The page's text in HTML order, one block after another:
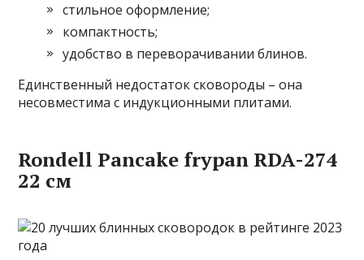
стильное оформление;
компактность;
удобство в переворачивании блинов.
Единственный недостаток сковороды – она
несовместима с индукционными плитами.
Rondell Pancake frypan RDA-274
22 см